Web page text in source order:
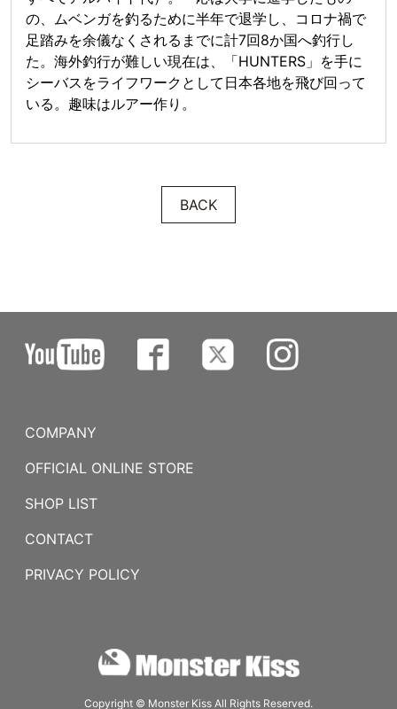
の、ムベンガを釣るために半年で退学し、コロナ禍で
足踏みを余儀なくされるまでに計7回8か国へ釣行し
た。海外釣行が難しい現在は、「HUNTERS」を手に
シーバスをライフワークとして日本各地を飛び回って
いる。趣味はルアー作り。
BACK
COMPANY
OFFICIAL ONLINE STORE
SHOP LIST
CONTACT
PRIVACY POLICY
Copyright © Monster Kiss All Rights Reserved.